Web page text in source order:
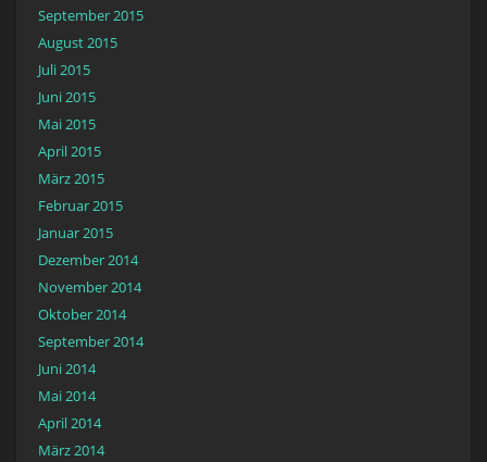
September 2015
August 2015
Juli 2015
Juni 2015
Mai 2015
April 2015
März 2015
Februar 2015
Januar 2015
Dezember 2014
November 2014
Oktober 2014
September 2014
Juni 2014
Mai 2014
April 2014
März 2014